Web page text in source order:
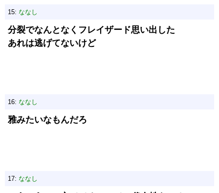
15: ななし
分裂でなんとなくフレイザード思い出した
あれは逃げてないけど
16: ななし
雅みたいなもんだろ
17: ななし